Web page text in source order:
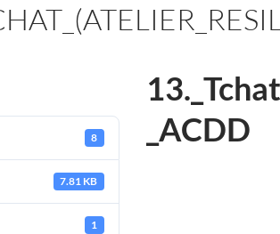
8
7.81 KB
1
_ACDD